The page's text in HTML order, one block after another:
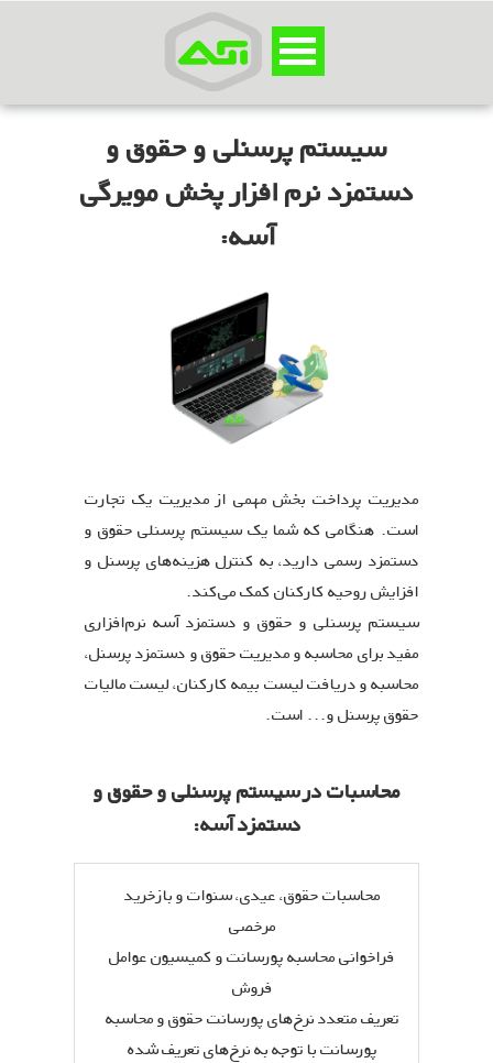
سیستم پرسنلی و حقوق و
دستمزد نرم افزار پخش مویرگی
آسه:
مدیریت پرداخت بخش مهمی از مدیریت یک تجارت
است. هنگامی که شما یک سیستم پرسنلی حقوق و
دستمزد رسمی دارید، به کنترل هزینه‌های پرسنل و
افزایش روحیه کارکنان کمک می‌کند.
سیستم پرسنلی و حقوق و دستمزد آسه نرم‌افزاری
مفید برای محاسبه و مدیریت حقوق و دستمزد پرسنل،
محاسبه و دریافت لیست بیمه کارکنان، لیست مالیات
حقوق پرسنل و... است.
محاسبات در سیستم پرسنلی و حقوق و
دستمزد آسه:
محاسبات حقوق، عیدی، سنوات و بازخرید
مرخصی
فراخوانی محاسبه پورسانت و کمیسیون عوامل
فروش
تعریف متعدد نرخ‌های پورسانت حقوق و محاسبه
پورسانت با توجه به نرخ‌های تعریف شده